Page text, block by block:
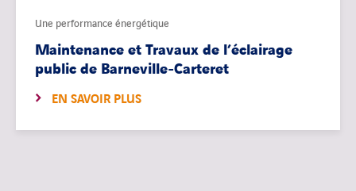
Une performance énergétique
Maintenance et Travaux de l’éclairage
public de Barneville-Carteret
EN SAVOIR PLUS